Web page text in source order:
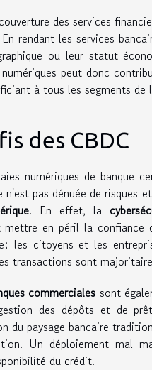
des services
rendant les services
ou leur statut
peut donc
à tous les segments de
des CBDC
numériques de banque
pas dénuée de risques
. En effet, la
mettre en péril la confiance
les citoyens et les
transactions sont
commerciales sont
des dépôts et de
du paysage bancaire
Un déploiement mal
du crédit.